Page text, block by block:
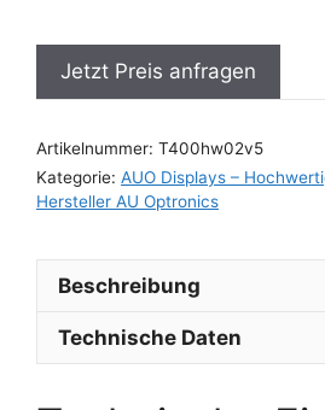
Jetzt Preis anfragen
Artikelnummer: T400hw02v5
Kategorie: AUO Displays –
Hersteller AU Optronics
Beschreibung
Technische Daten